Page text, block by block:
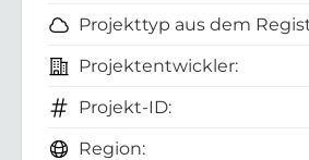
Projekttyp aus dem
Projektentwickler:
Projekt-ID:
Region: